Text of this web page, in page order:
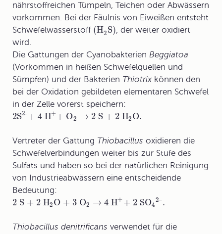
nährstoffreichen Tümpeln, Teichen oder Abwässern
vorkommen. Bei der Fäulnis von Eiweißen entsteht
Schwefelwasserstoff (H2S), der weiter oxidiert
wird.
Die Gattungen der Cyanobakterien Beggiatoa
(Vorkommen in heißen Schwefelquellen und
Sümpfen) und der Bakterien Thiotrix können den
bei der Oxidation gebildeten elementaren Schwefel
in der Zelle vorerst speichern:
2S2- + 4 H++ O2 → 2 S + 2 H2 O.
Vertreter der Gattung Thiobacillus oxidieren die
Schwefelverbindungen weiter bis zur Stufe des
Sulfats und haben so bei der natürlichen Reinigung
von Industrieabwässern eine entscheidende
Bedeutung:
2 S + 2 H2O + 3 O2 → 4 H++ 2 SO4
2– .
Thiobacillus denitrificans verwendet für die